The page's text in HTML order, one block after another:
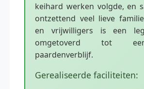
keihard werken volgde, en
ontzettend veel lieve
en vrijwilligers is een
omgetoverd tot
paardenverblijf.
Gerealiseerde faciliteiten: